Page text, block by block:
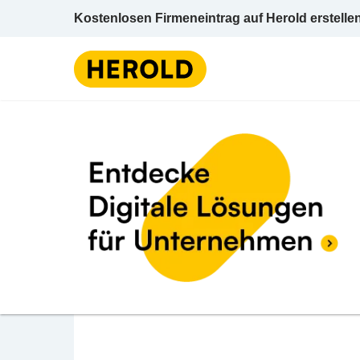
Kostenlosen Firmeneintrag auf Herold
Arzt / Facharzt
BEWERTUNG ABGEBEN
ao. Univ. Prof. Dr.
Hohe Warte 56 1190 Wien Wien 19 (Döbling)
Arzt / Facharzt f Gefäßchirurgie